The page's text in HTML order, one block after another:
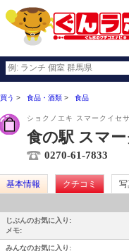
買う 食品・酒類 食品
ショクノエキ スマークイセ
食の駅 スマ
0270-61-7833
基本情報 クチコミ
じぶんのお気に入り:
メモ:
みんなのお気に入り: